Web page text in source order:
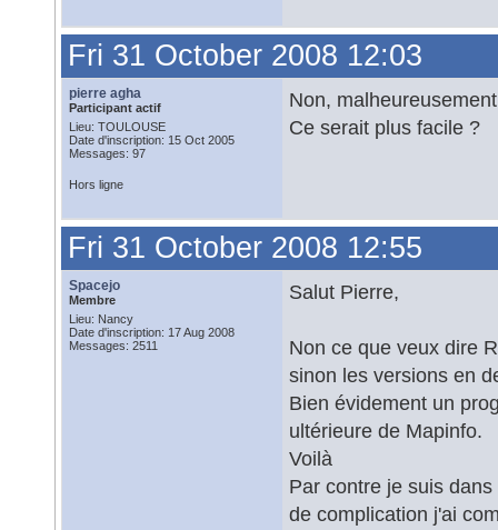
Fri 31 October 2008 12:03
pierre agha
Participant actif
Lieu: TOULOUSE
Date d'inscription: 15 Oct 2005
Messages: 97
Non,
Ce serait plus facile ?
Hors ligne
Fri 31 October 2008 12:55
Spacejo
Membre
Lieu: Nancy
Date d'inscription: 17 Aug 2008
Messages: 2511
Salut Pierre,
Non ce que veux dire
sinon les versions en
Bien évidement un
ultérieure de Mapinfo.
Voilà
Par contre je suis
de complication j'ai